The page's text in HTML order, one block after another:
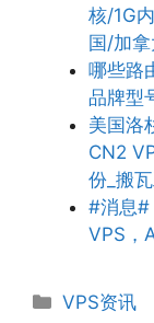
核/1G
国/加
哪些路
品牌型
美国洛
CN2
份_搬
#消息#
VPS，
分
VPS资讯